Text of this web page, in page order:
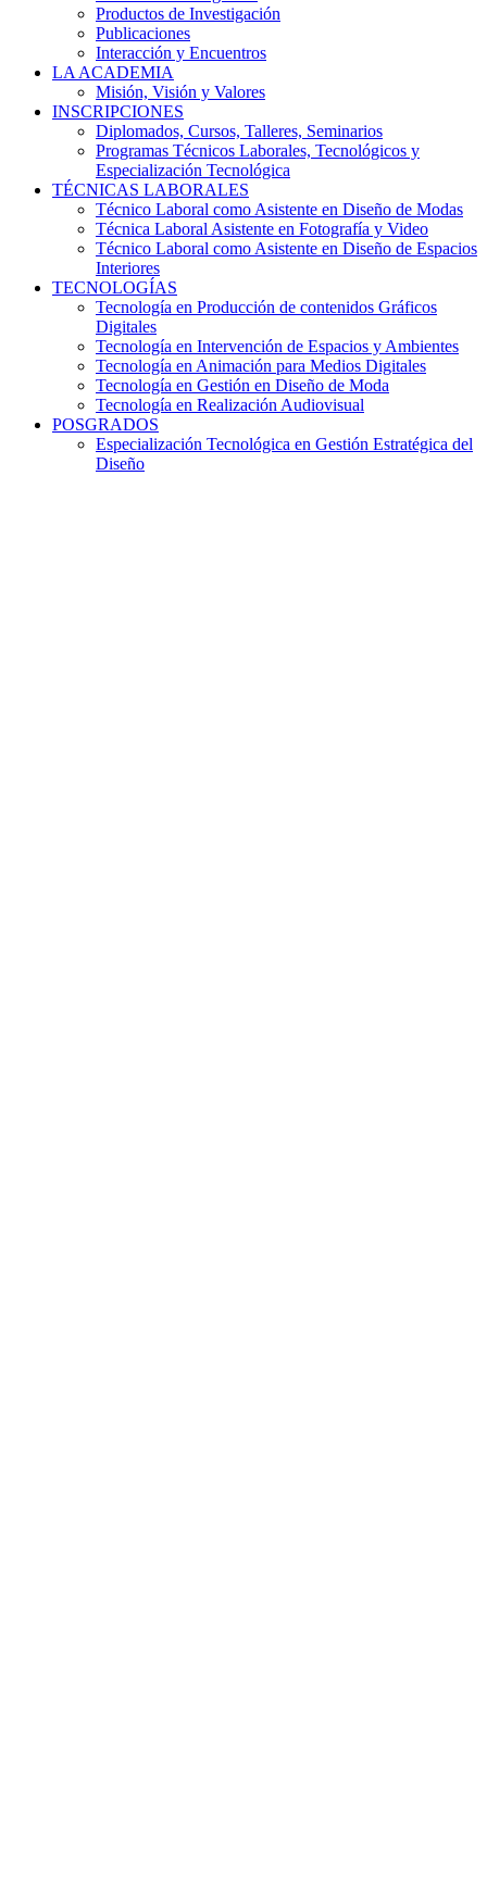
Productos de Investigación
Publicaciones
Interacción y Encuentros
LA ACADEMIA
Misión, Visión y Valores
INSCRIPCIONES
Diplomados, Cursos, Talleres, Seminarios
Programas Técnicos Laborales, Tecnológicos y
Especialización Tecnológica
TÉCNICAS LABORALES
Técnico Laboral como Asistente en Diseño de Modas
Técnica Laboral Asistente en Fotografía y Video
Técnico Laboral como Asistente en Diseño de Espacios
Interiores
TECNOLOGÍAS
Tecnología en Producción de contenidos Gráficos
Digitales
Tecnología en Intervención de Espacios y Ambientes
Tecnología en Animación para Medios Digitales
Tecnología en Gestión en Diseño de Moda
Tecnología en Realización Audiovisual
POSGRADOS
Especialización Tecnológica en Gestión Estratégica del
Diseño